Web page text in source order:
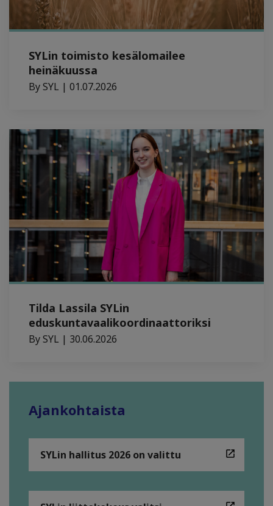
SYLin toimisto kesälomailee
heinäkuussa
By SYL | 01.07.2026
Tilda Lassila SYLin
eduskuntavaalikoordinaattoriksi
By SYL | 30.06.2026
Ajankohtaista
SYLin hallitus 2026 on valittu